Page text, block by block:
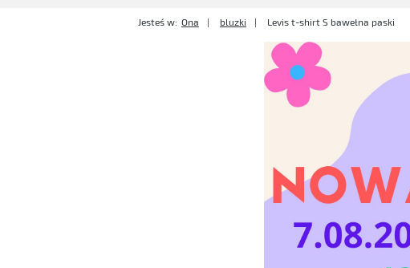
Jesteś w: Ona bluzki Levis t-shirt S bawełna paski